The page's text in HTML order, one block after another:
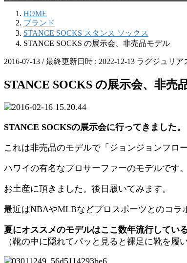
HOME
ブランド
STANCE SOCKS スタンス ソックス
STANCE SOCKS の展示会、非売品モデル
2016-07-13 / 最終更新日時 : 2022-12-13 ラグジュリア
STANCE SOCKS の展示会、非売
STANCE SOCKSの展示会に行ってきました。
これは非売品のモデルで「ジョンジョンフロ
ハワイの有名なプロサーファーのモデルです。
お土産に頂きました。後日履いてみます。
最近はNBAやMLBなどプロスポーツとのコラ
夏にオススメのモデルはここ数年流行してい
（靴の中に隠れてパッと見ると裸足に靴を履